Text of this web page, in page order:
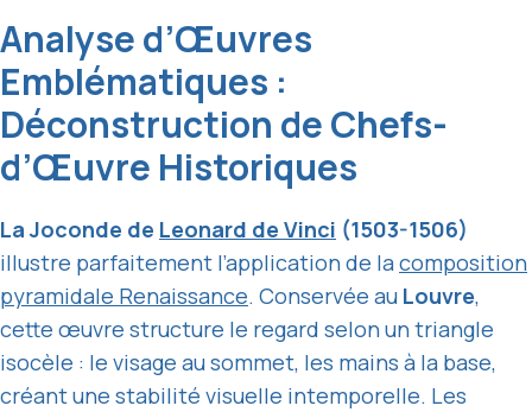
Analyse d’Œuvres
Emblématiques :
Déconstruction de Chefs-
d’Œuvre Historiques
La Joconde de Leonard de Vinci (1503-1506)
illustre parfaitement l’application de lacomposition
pyramidale Renaissance. Conservée au Louvre,
cette œuvre structure le regard selon un triangle
isocèle : le visage au sommet, les mains à la base,
créant une stabilité visuelle intemporelle. Les